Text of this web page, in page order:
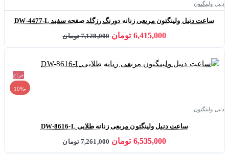
دنیل ولینگتون
ساعت دنیل ولینگتون مربعی زنانه دورنگ رزگلد صفحه سفید DW-4477-L
6,415,000 تومان 7,128,000 تومان
حراج
-10%
دنیل ولینگتون
ساعت دنیل ولینگتون مربعی زنانه طلایی DW-8616-L
6,535,000 تومان 7,261,000 تومان